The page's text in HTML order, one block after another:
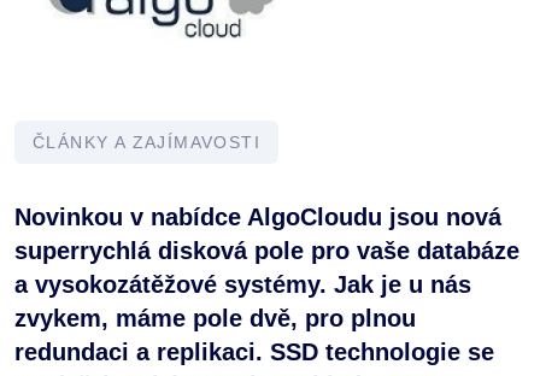
ČLÁNKY A ZAJÍMAVOSTI
Novinkou v nabídce AlgoCloudu jsou nová
superrychlá disková pole pro vaše databáze
a vysokozátěžové systémy. Jak je u nás
zvykem, máme pole dvě, pro plnou
redundaci a replikaci. SSD technologie se